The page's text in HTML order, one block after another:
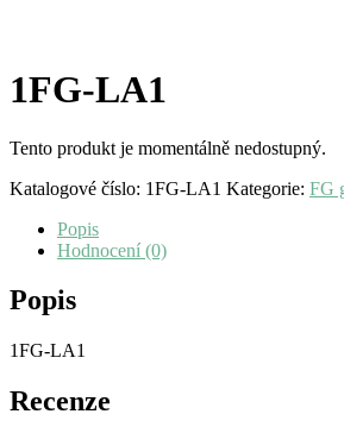
1FG-LA1
Tento produkt je momentálně nedostupný.
Katalogové číslo: 1FG-LA1 Kategorie: FG
Popis
Hodnocení (0)
Popis
1FG-LA1
Recenze